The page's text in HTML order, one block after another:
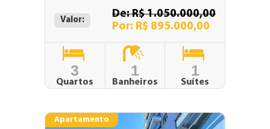
Valor:
De: R$ 1.050.000,00
Por: R$ 895.000,00
3
Quartos
1
Banheiros
1
Suítes
Apartamento